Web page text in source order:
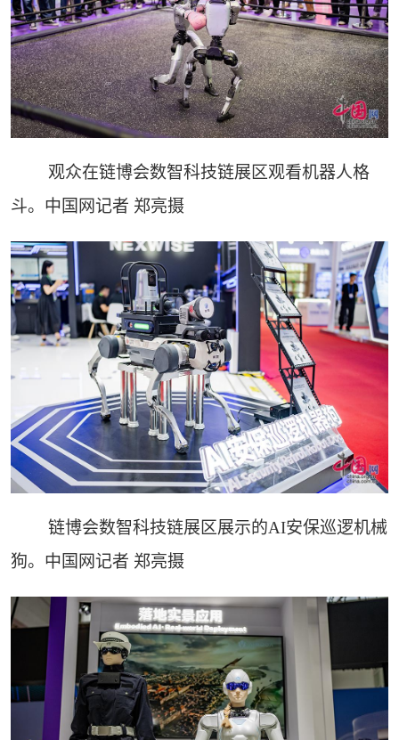
观众在链博会数智科技链展区观看机器人格
斗。中国网记者 郑亮摄
链博会数智科技链展区展示的AI安保巡逻机械
狗。中国网记者 郑亮摄